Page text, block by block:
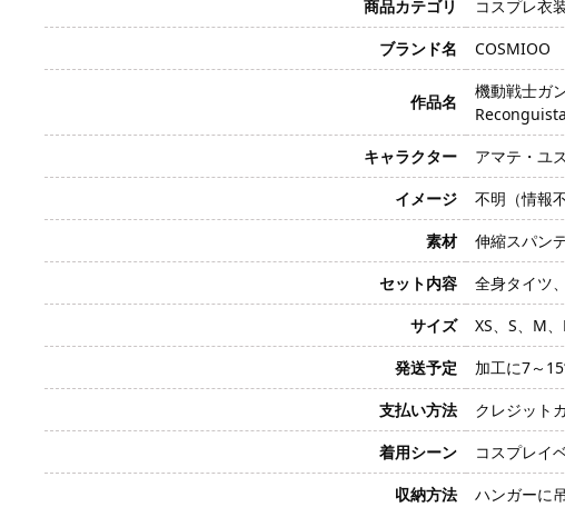
商品カテゴリ
コスプレ衣
ブランド名
COSMIOO
作品名
機動戦士ガ
キャラクター
アマテ・ユ
イメージ
不明（情報不
素材
伸縮スパン
セット内容
全身タイツ
サイズ
XS、S、M
発送予定
加工に7～
支払い方法
クレジット
着用シーン
コスプレイ
収納方法
ハンガーに